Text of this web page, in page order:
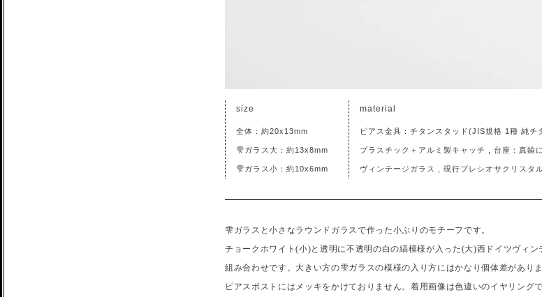
size
全体：約20x13mm
雫ガラス大：約13x8mm
雫ガラス小：約10x6mm
material
ピアス金具：チタンスタッド(JIS規格 1種 純チ
プラスチック＋アルミ製キャッチ , 台座：真鍮
ヴィンテージガラス , 現行プレシオサクリスタ
雫ガラスと小さなラウンドガラスで作った小ぶりのモチーフです。
チョークホワイト(小)と透明に不透明の白の縞模様が入った(大)西ドイツヴィ
組み合わせです。大きい方の雫ガラスの模様の入り方にはかなり個体差がありま
ピアスポストにはメッキをかけておりません。着用画像は色違いのイヤリングで